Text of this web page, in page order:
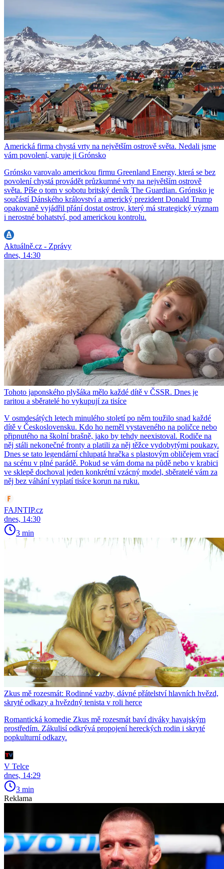
Americká firma chystá vrty na největším ostrově světa. Nedali jsme
vám povolení, varuje ji Grónsko
Grónsko varovalo americkou firmu Greenland Energy, která se bez
povolení chystá provádět průzkumné vrty na největším ostrově
světa. Píše o tom v sobotu britský deník The Guardian. Grónsko je
součástí Dánského království a americký prezident Donald Trump
opakovaně vyjádřil přání dostat ostrov, který má strategický význam
i nerostné bohatství, pod americkou kontrolu.
Aktuálně.cz - Zprávy
dnes, 14:30
Tohoto japonského plyšáka mělo každé dítě v ČSSR. Dnes je
raritou a sběratelé ho vykupují za tisíce
V osmdesátých letech minulého století po něm toužilo snad každé
dítě v Československu. Kdo ho neměl vystaveného na poličce nebo
připnutého na školní brašně, jako by tehdy neexistoval. Rodiče na
něj stáli nekonečné fronty a platili za něj těžce vydobytými poukazy.
Dnes se tato legendární chlupatá hračka s plastovým obličejem vrací
na scénu v plné parádě. Pokud se vám doma na půdě nebo v krabici
ve sklepě dochoval jeden konkrétní vzácný model, sběratelé vám za
něj bez váhání vyplatí tisíce korun na ruku.
FAJNTIP.cz
dnes, 14:30
3 min
Zkus mě rozesmát: Rodinné vazby, dávné přátelství hlavních hvězd,
skryté odkazy a hvězdný tenista v roli herce
Romantická komedie Zkus mě rozesmát baví diváky havajským
prostředím. Zákulisí odkrývá propojení hereckých rodin i skryté
popkulturní odkazy.
V Telce
dnes, 14:29
3 min
Reklama